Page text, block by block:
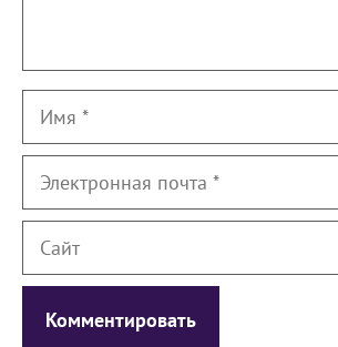
Имя
Электронная
Сайт